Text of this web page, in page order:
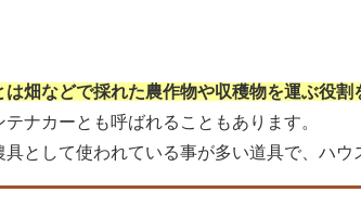
は畑などで採れた農作物や収穫物を運ぶ役割
テナカーとも呼ばれることもあります。
具として使われている事が多い道具で、ハウ